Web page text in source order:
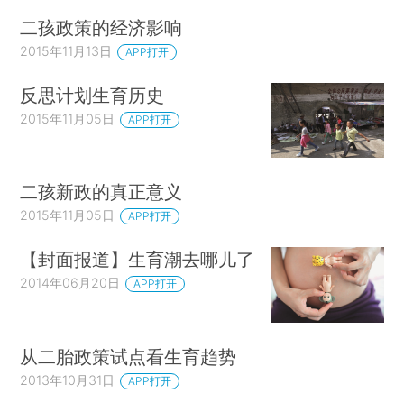
二孩政策的经济影响
2015年11月13日 APP打开
反思计划生育历史
2015年11月05日 APP打开
二孩新政的真正意义
2015年11月05日 APP打开
【封面报道】生育潮去哪儿了
2014年06月20日 APP打开
从二胎政策试点看生育趋势
2013年10月31日 APP打开